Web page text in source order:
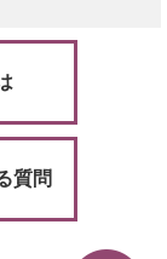
質問